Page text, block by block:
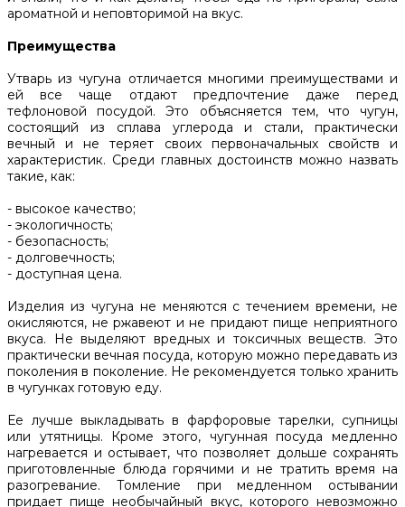
ароматной и неповторимой на вкус.
Преимущества
Утварь из чугуна отличается многими преимуществами и
ей все чаще отдают предпочтение даже перед
тефлоновой посудой. Это объясняется тем, что чугун,
состоящий из сплава углерода и стали, практически
вечный и не теряет своих первоначальных свойств и
характеристик. Среди главных достоинств можно назвать
такие, как:
- высокое качество;
- экологичность;
- безопасность;
- долговечность;
- доступная цена.
Изделия из чугуна не меняются с течением времени, не
окисляются, не ржавеют и не придают пище неприятного
вкуса. Не выделяют вредных и токсичных веществ. Это
практически вечная посуда, которую можно передавать из
поколения в поколение. Не рекомендуется только хранить
в чугунках готовую еду.
Ее лучше выкладывать в фарфоровые тарелки, супницы
или утятницы. Кроме этого, чугунная посуда медленно
нагревается и остывает, что позволяет дольше сохранять
приготовленные блюда горячими и не тратить время на
разогревание. Томление при медленном остывании
придает пище необычайный вкус, которого невозможно